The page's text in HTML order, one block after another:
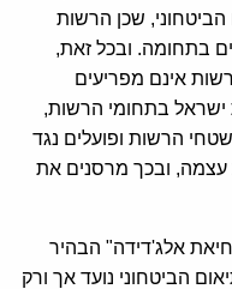
שכן הרשות
בתחומה. ובכל זאת,
אינם מפריעים
ישראל בתחומי הרשות,
הרשות ופועלים נגד
עצמה, ובכך מרסנים את
אלג'דידה" הבהיר
הביטחוני נועד אך ורק